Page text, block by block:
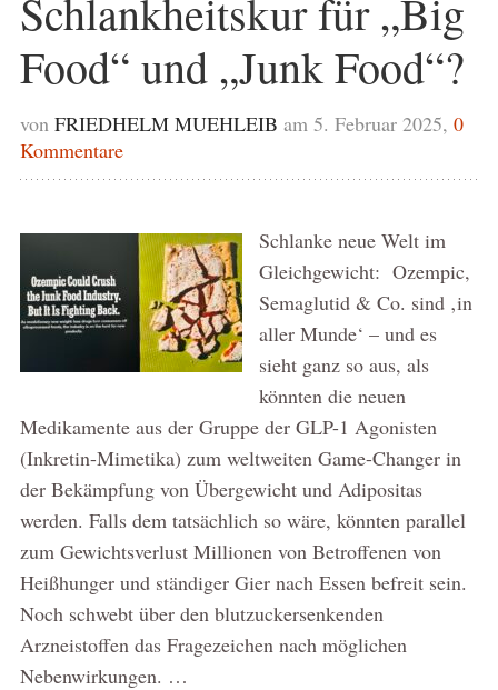
Schlankheitskur für „Big
Food“ und „Junk Food“?
von FRIEDHELM MUEHLEIB am 5. Februar 2025, 0
Kommentare
Schlanke neue Welt im
Gleichgewicht: Ozempic,
Semaglutid & Co. sind ‚in
aller Munde‘ – und es
sieht ganz so aus, als
könnten die neuen
Medikamente aus der Gruppe der GLP-1 Agonisten
(Inkretin-Mimetika) zum weltweiten Game-Changer in
der Bekämpfung von Übergewicht und Adipositas
werden. Falls dem tatsächlich so wäre, könnten parallel
zum Gewichtsverlust Millionen von Betroffenen von
Heißhunger und ständiger Gier nach Essen befreit sein.
Noch schwebt über den blutzuckersenkenden
Arzneistoffen das Fragezeichen nach möglichen
Nebenwirkungen. …